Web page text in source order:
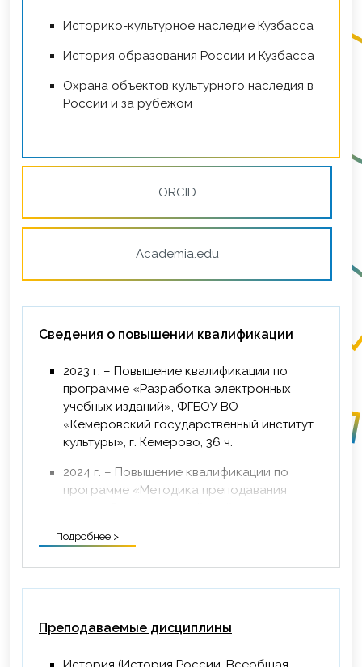
Историко-культурное наследие Кузбасса
История образования России и Кузбасса
Охрана объектов культурного наследия в
России и за рубежом
ORCID
Academia.edu
Сведения о повышении квалификации
2023 г. – Повышение квалификации по
программе «Разработка электронных
учебных изданий», ФГБОУ ВО
«Кемеровский государственный институт
культуры», г. Кемерово, 36 ч.
2024 г. – Повышение квалификации по
программе «Методика преподавания
«Сибирский федеральный университет»,
2024 г. – Повышение квалификации по
сопровождения инвалидов и лиц с
в учреждениях высшего образования,
Подробнее >
Преподаваемые дисциплины